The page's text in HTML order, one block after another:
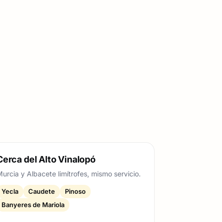
del Alto Vinalopó
y Albacete limítrofes, mismo servicio.
Yecla Caudete
Pinoso
Banyeres de Mariola